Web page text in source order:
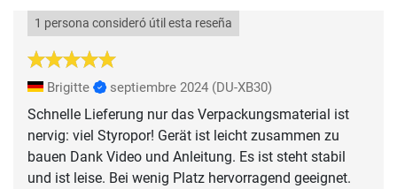
1 persona consideró útil esta reseña
Brigitte septiembre 2024 (DU-XB30)
Schnelle Lieferung nur das Verpackungsmaterial ist
nervig: viel Styropor! Gerät ist leicht zusammen zu
bauen Dank Video und Anleitung. Es ist steht stabil
und ist leise. Bei wenig Platz hervorragend geeignet.